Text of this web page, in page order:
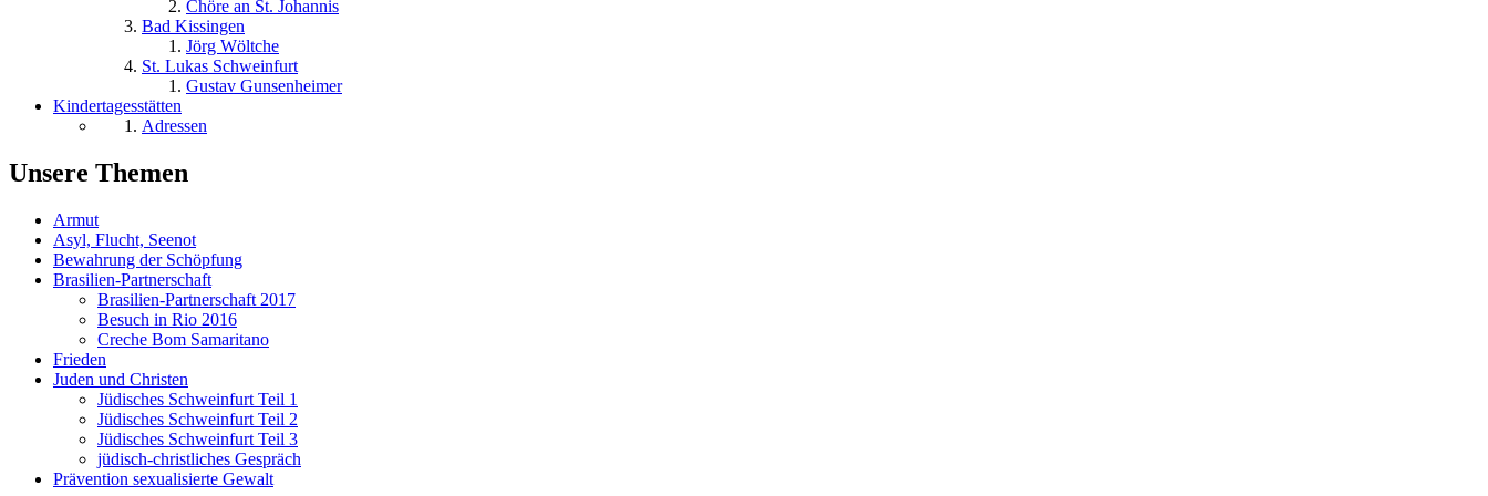
Chöre an St. Johannis
Bad Kissingen
Jörg Wöltche
St. Lukas Schweinfurt
Gustav Gunsenheimer
Kindertagesstätten
Adressen
Unsere Themen
Armut
Asyl, Flucht, Seenot
Bewahrung der Schöpfung
Brasilien-Partnerschaft
Brasilien-Partnerschaft 2017
Besuch in Rio 2016
Creche Bom Samaritano
Frieden
Juden und Christen
Jüdisches Schweinfurt Teil 1
Jüdisches Schweinfurt Teil 2
Jüdisches Schweinfurt Teil 3
jüdisch-christliches Gespräch
Prävention sexualisierte Gewalt